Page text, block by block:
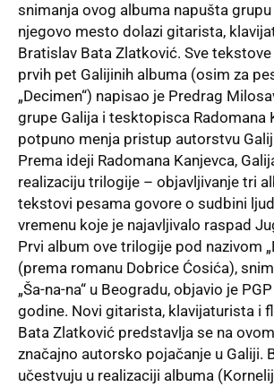
snimanja ovog albuma napušta grupu
njegovo mesto dolazi gitarista,
Bratislav Bata Zlatković. Sve
prvih pet Galijinih albuma (osim za
„Decimen“) napisao je Predrag
grupe Galija i tesktopisca Radomana
potpuno menja pristup autorstvu
Prema ideji Radomana Kanjevca,
realizaciju trilogije – objavljivanje tri
tekstovi pesama govore o sudbini
vremenu koje je najavljivalo raspad
Prvi album ove trilogije pod nazivom
(prema romanu Dobrice Ćosića),
„Ša-na-na“ u Beogradu, objavio je
godine. Novi gitarista, klavijaturista i
Bata Zlatković predstavlja se na
značajno autorsko pojačanje u Galiji.
učestvuju u realizaciji albuma